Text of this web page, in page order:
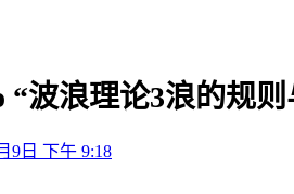
“波浪理论3浪的规
9日 下午 9:18